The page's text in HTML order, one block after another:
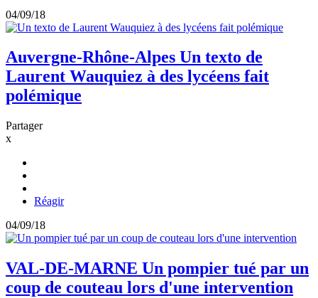
04/09/18
Auvergne-Rhône-Alpes Un texto de
Laurent Wauquiez à des lycéens fait
polémique
Partager
x
Réagir
04/09/18
VAL-DE-MARNE Un pompier tué par un
coup de couteau lors d'une intervention